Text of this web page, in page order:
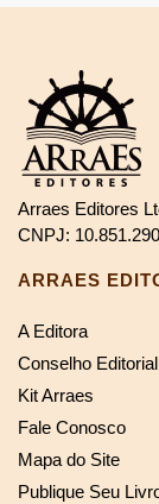
Arraes Editores
CNPJ:
ARRAES
A Editora
Conselho Editorial
Kit Arraes
Fale Conosco
Mapa do Site
Publique Seu